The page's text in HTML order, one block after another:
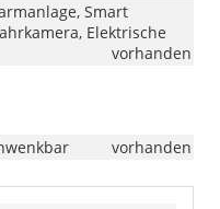
Smart
Elektrische
vorhanden
vorhanden